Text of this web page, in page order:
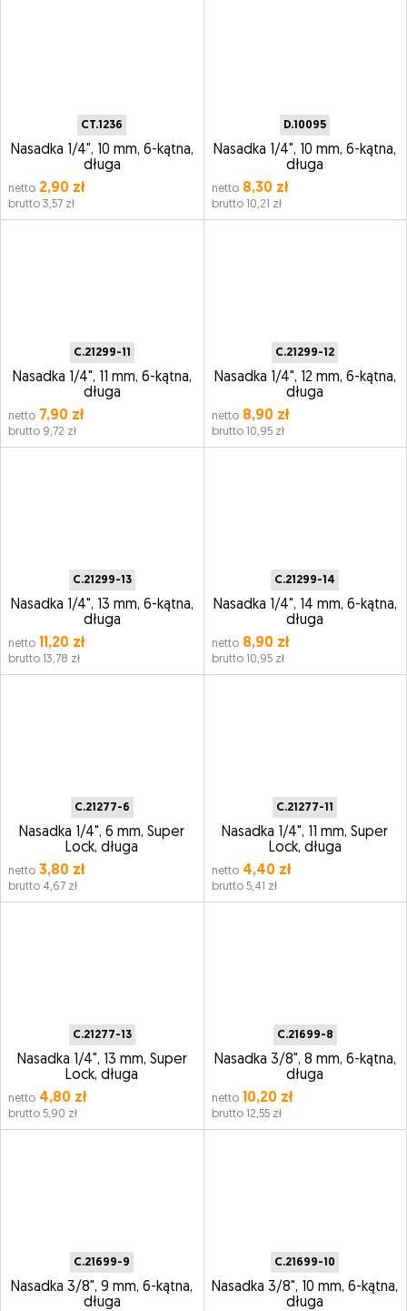
CT.1236
Nasadka 1/4", 10 mm, 6-kątna,
długa
netto 2,90 zł
brutto 3,57 zł
D.10095
Nasadka 1/4", 10 mm, 6-kątna,
długa
netto8,30 zł
brutto 10,21 zł
C.21299-11
Nasadka 1/4", 11 mm, 6-kątna,
długa
netto 7,90 zł
brutto 9,72 zł
C.21299-12
Nasadka 1/4", 12 mm, 6-kątna,
długa
netto8,90 zł
brutto 10,95 zł
C.21299-13
Nasadka 1/4", 13 mm, 6-kątna,
długa
netto 11,20 zł
brutto 13,78 zł
C.21299-14
Nasadka 1/4", 14 mm, 6-kątna,
długa
netto8,90 zł
brutto 10,95 zł
C.21277-6
Nasadka 1/4", 6 mm, Super
Lock, długa
netto 3,80 zł
brutto 4,67 zł
C.21277-11
Nasadka 1/4", 11 mm, Super
Lock, długa
netto4,40 zł
brutto 5,41 zł
C.21277-13
Nasadka 1/4", 13 mm, Super
Lock, długa
netto 4,80 zł
brutto 5,90 zł
C.21699-8
Nasadka 3/8", 8 mm, 6-kątna,
długa
netto10,20 zł
brutto 12,55 zł
C.21699-9
Nasadka 3/8", 9 mm, 6-kątna,
długa
C.21699-10
Nasadka 3/8", 10 mm, 6-kątna,
długa